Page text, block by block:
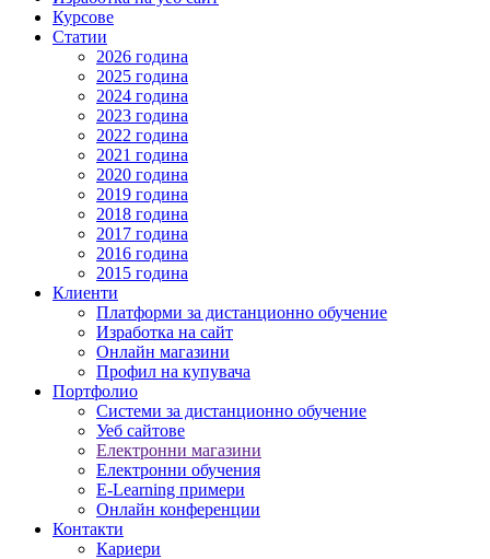
Курсове
Статии
2026 година
2025 година
2024 година
2023 година
2022 година
2021 година
2020 година
2019 година
2018 година
2017 година
2016 година
2015 година
Клиенти
Платформи за дистанционно обучение
Изработка на сайт
Онлайн магазини
Профил на купувача
Портфолио
Системи за дистанционно обучение
Уеб сайтове
Електронни магазини
Електронни обучения
E-Learning примери
Онлайн конференции
Контакти
Кариери